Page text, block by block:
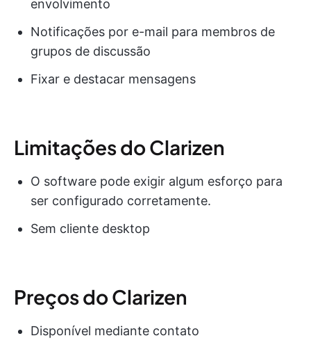
envolvimento
Notificações por e-mail para membros de
grupos de discussão
Fixar e destacar mensagens
Limitações do Clarizen
O software pode exigir algum esforço para
ser configurado corretamente.
Sem cliente desktop
Preços do Clarizen
Disponível mediante contato